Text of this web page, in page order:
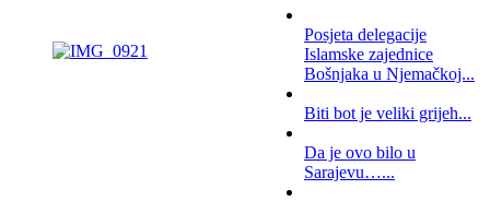
Posjeta delegacije
Islamske zajednice
Bošnjaka u Njemačkoj...
Biti bot je veliki grijeh...
Da je ovo bilo u
Sarajevu…...